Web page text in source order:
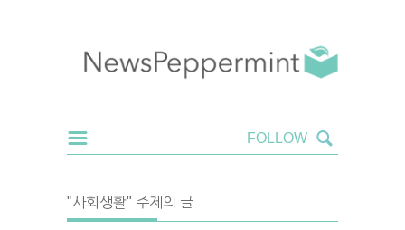
"사회생활" 주제의 글